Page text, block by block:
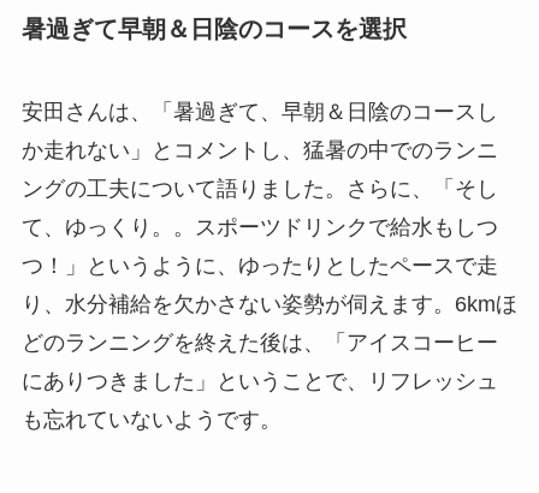
暑過ぎて早朝＆日陰のコースを選択
安田さんは、「暑過ぎて、早朝＆日陰のコースし
か走れない」とコメントし、猛暑の中でのランニ
ングの工夫について語りました。さらに、「そし
て、ゆっくり。。スポーツドリンクで給水もしつ
つ！」というように、ゆったりとしたペースで走
り、水分補給を欠かさない姿勢が伺えます。6kmほ
どのランニングを終えた後は、「アイスコーヒー
にありつきました」ということで、リフレッシュ
も忘れていないようです。